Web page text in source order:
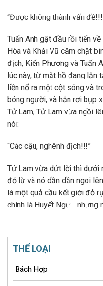
“Được không thành vấn
Tuấn Anh gật đầu rồi tiến
Hòa và Khải Vũ cầm chặt
địch, Kiến Phương và Tuấn
lúc này, từ mặt hồ đang lăn
liền nổ ra một cột sóng và
bóng người, và hắn rơi bụp
Tử Lam, Tử Lam vừa ngồi
nói:
“Các cậu, nghênh địch!!!”
Tử Lam vừa dứt lời thì dưới
đỏ lừ và nó dần dần ngoi
là một quả cầu kết giới đỏ
chính là Huyết Ngư… nhưng
THỂ LOẠI
Bách Hợp